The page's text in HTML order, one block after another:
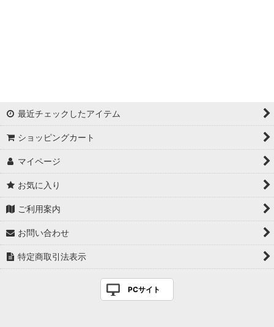
最近チェックしたアイテム
ショッピングカート
マイページ
お気に入り
ご利用案内
お問い合わせ
特定商取引法表示
PCサイト